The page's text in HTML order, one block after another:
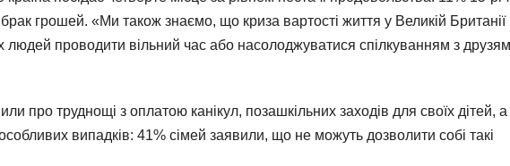
брак грошей. «Ми також знаємо, що криза вартості життя у Великій Британії
проводити вільний час або насолоджуватися спілкуванням з
про труднощі з оплатою канікул, позашкільних заходів для своїх дітей, а
випадків: 41% сімей заявили, що не можуть дозволити собі такі